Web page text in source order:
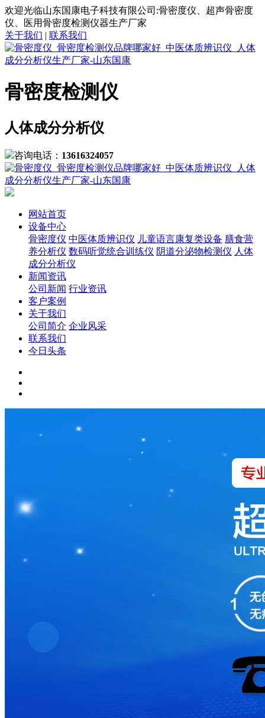
欢迎光临山东国康电子科技有限公司:骨密度仪、超声骨密度
仪、医用骨密度检测仪器生产厂家
关于我们 | 联系我们
骨密度检测仪
人体成分分析仪
咨询电话： 13616324057
网站首页
设备中心
骨密度仪 中医体质辨识仪 儿童语言康复类设备 膳食营
养分析仪 数码听觉统合训练仪 阴道分泌物检测仪 人体
成分分析仪
新闻资讯
公司新闻 行业资讯
客户案例
关于我们
公司简介 企业风采
联系我们
今日头条